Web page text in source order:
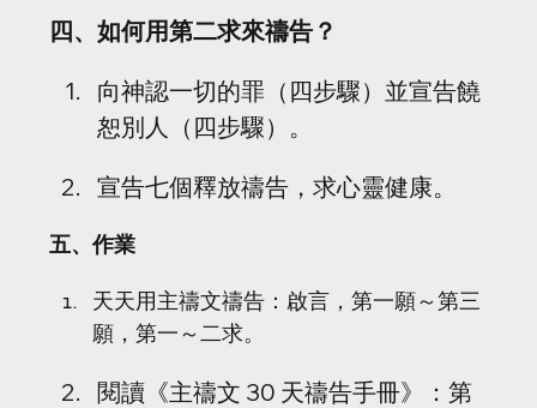
四、如何用第二求來禱告？
向神認一切的罪（四步驟）並宣告饒
恕別人（四步驟）。
宣告七個釋放禱告，求心靈健康。
五、作業
天天用主禱文禱告：啟言，第一願～第三
願，第一～二求。
閱讀《主禱文 30 天禱告手冊》：第